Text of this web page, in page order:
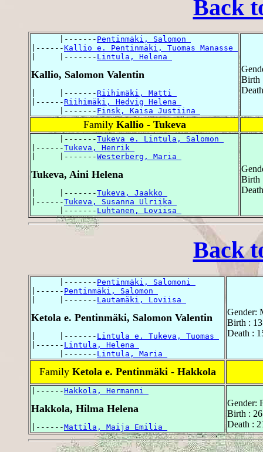
Back
      |-------
Pentinmäki, Salomon
|------Kallio e. Pentinmäki, Tuomas Manasse
|     |------- Lintula, Helena
Kallio, Salomon Valentin
|     |-------Riihimäki, Matti
|------Riihimäki, Hedvig Helena
      |-------
Finsk, Kaisa Justiina
Birth
Family Kallio - Tukeva
      |-------
Tukeva e. Lintula, Salomon
|------Tukeva, Henrik
|     |-------Westerberg, Maria
Tukeva, Aini Helena
|     |-------Tukeva, Jaakko
|------Tukeva, Susanna Ulriika
      |-------
Luhtanen, Loviisa
Birth
Back
      |-------
Pentinmäki, Salomoni
|------ Pentinmäki, Salomon
|     |------- Lautamäki, Loviisa
Ketola e. Pentinmäki, Salomon Valentin
|     |------- Lintula e. Tukeva, Tuomas
|------ Lintula, Helena
      |-------
Lintula, Maria
Gender:
Birth :
Death :
Family Ketola e. Pentinmäki - Hakkola
|------Hakkola, Hermanni
Hakkola, Hilma Helena
|------Mattila, Maija Emilia
Gender:
Birth :
Death :